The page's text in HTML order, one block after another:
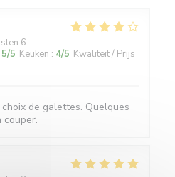
6
5/5 Keuken : 4/5 Kwaliteit / Prijs
de galettes. Quelques
couper.